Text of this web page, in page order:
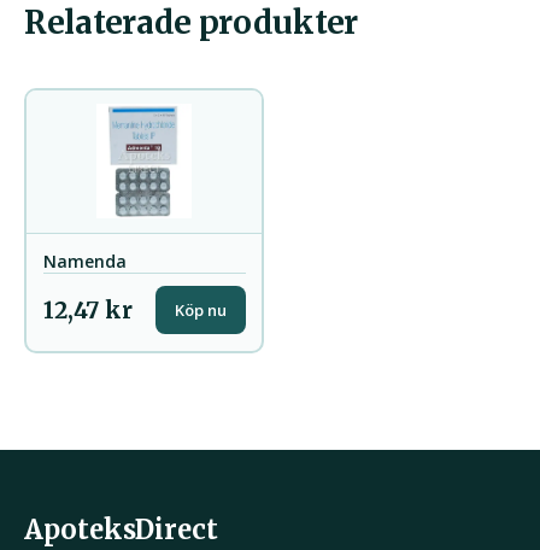
Relaterade produkter
Namenda
12,47 kr Köp nu
ApoteksDirect